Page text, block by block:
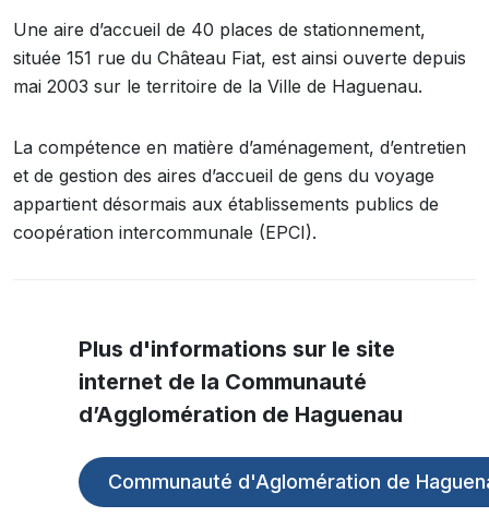
Une aire d’accueil de 40 places de stationnement,
située 151 rue du Château Fiat, est ainsi ouverte depuis
mai 2003 sur le territoire de la Ville de Haguenau.
La compétence en matière d’aménagement, d’entretien
et de gestion des aires d’accueil de gens du voyage
appartient désormais aux établissements publics de
coopération intercommunale (EPCI).
Plus d'informations sur le site
internet de la Communauté
d’Agglomération de Haguenau
Communauté d'Aglomération de